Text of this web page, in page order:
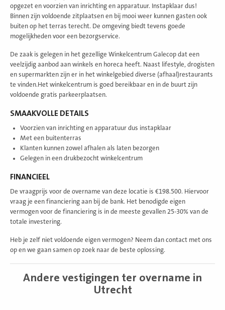
opgezet en voorzien van inrichting en apparatuur. Instapklaar dus!
Binnen zijn voldoende zitplaatsen en bij mooi weer kunnen gasten ook
buiten op het terras terecht. De omgeving biedt tevens goede
mogelijkheden voor een bezorgservice.
De zaak is gelegen in het gezellige Winkelcentrum Galecop dat een
veelzijdig aanbod aan winkels en horeca heeft. Naast lifestyle, drogisten
en supermarkten zijn er in het winkelgebied diverse (afhaal)restaurants
te vinden.Het winkelcentrum is goed bereikbaar en in de buurt zijn
voldoende gratis parkeerplaatsen.
SMAAKVOLLE DETAILS
Voorzien van inrichting en apparatuur dus instapklaar
Met een buitenterras
Klanten kunnen zowel afhalen als laten bezorgen
Gelegen in een drukbezocht winkelcentrum
FINANCIEEL
De vraagprijs voor de overname van deze locatie is €198.500. Hiervoor
vraag je een financiering aan bij de bank. Het benodigde eigen
vermogen voor de financiering is in de meeste gevallen 25-30% van de
totale investering.
Heb je zelf niet voldoende eigen vermogen? Neem dan contact met ons
op en we gaan samen op zoek naar de beste oplossing.
Andere vestigingen ter overname in
Utrecht